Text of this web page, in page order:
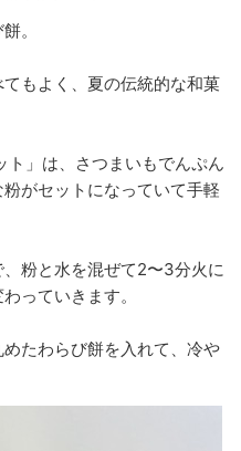
。
もよく、夏の伝統的な和菓
ト」は、さつまいもでんぷん
がセットになっていて手軽
粉と水を混ぜて2〜3分火に
っていきます。
たわらび餅を入れて、冷や